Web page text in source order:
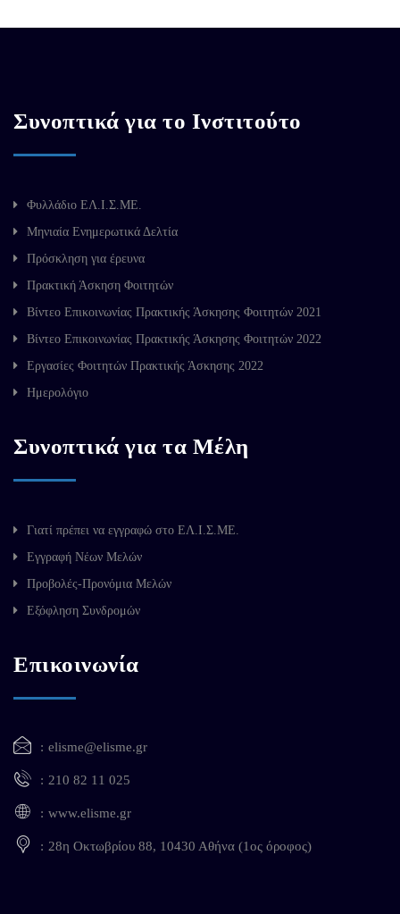
Συνοπτικά για το Ινστιτούτο
Φυλλάδιο ΕΛ.Ι.Σ.ΜΕ.
Μηνιαία Ενημερωτικά Δελτία
Πρόσκληση για έρευνα
Πρακτική Άσκηση Φοιτητών
Βίντεο Επικοινωνίας Πρακτικής Άσκησης Φοιτητών 2021
Βίντεο Επικοινωνίας Πρακτικής Άσκησης Φοιτητών 2022
Εργασίες Φοιτητών Πρακτικής Άσκησης 2022
Ημερολόγιο
Συνοπτικά για τα Μέλη
Γιατί πρέπει να εγγραφώ στο ΕΛ.Ι.Σ.ΜΕ.
Εγγραφή Νέων Μελών
Προβολές-Προνόμια Μελών
Εξόφληση Συνδρομών
Επικοινωνία
elisme@elisme.gr
210 82 11 025
www.elisme.gr
28η Οκτωβρίου 88, 10430 Αθήνα (1ος όροφος)